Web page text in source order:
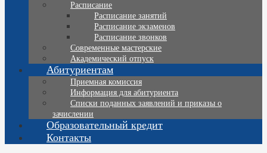
Расписание
Расписание занятий
Расписание экзаменов
Расписание звонков
Современные мастерские
Академический отпуск
Абитуриентам
Приемная комиссия
Информация для абитуриента
Списки поданных заявлений и приказы о
зачислении
Образовательный кредит
Контакты